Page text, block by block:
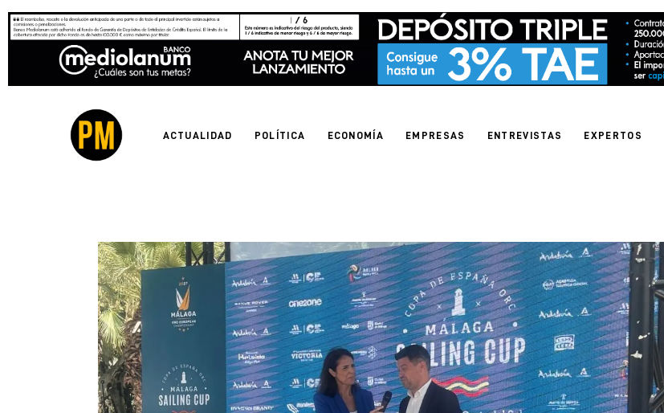
ACTUALIDAD POLÍTICA ECONOMÍA EMPRESAS ENTREVISTAS EXPERTOS
Actualidad